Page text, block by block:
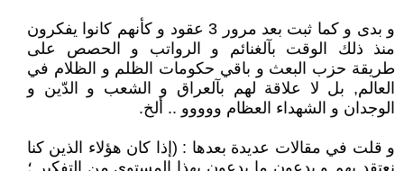
و بدى و كما ثبت بعد مرور 3 عقود و كأنهم كانوا يفكرون
منذ ذلك الوقت بآلغنائم و الرواتب و الحصص على
طريقة حزب البعث و باقي حكومات الظلم و الظلام في
العالم, بل لا علاقة لهم بآلعراق و الشعب و الدّين و
الوجدان و الشهداء العظام ووووو .. ألخ.
و قلت في مقالات عديدة بعدها : (إذا كان هؤلاء الذين كنا